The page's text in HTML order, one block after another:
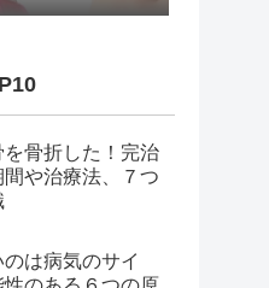
を骨折した！完治
間や治療法、７つ
は病気のサイ